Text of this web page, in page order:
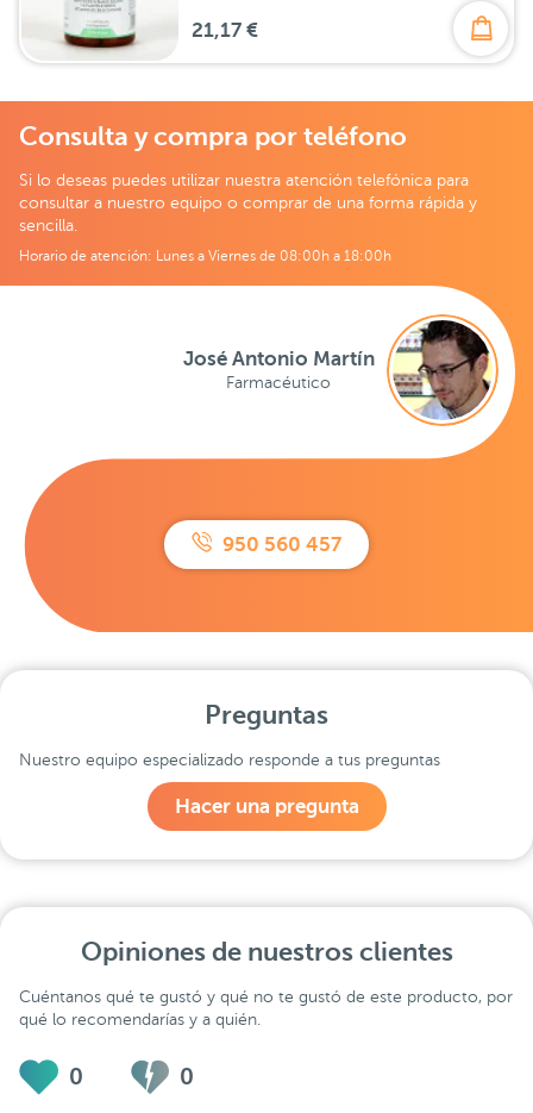
21,17 €
Consulta y compra por teléfono
Si lo deseas puedes utilizar nuestra atención telefónica para
consultar a nuestro equipo o comprar de una forma rápida y
sencilla.
Horario de atención: Lunes a Viernes de 08:00h a 18:00h
950 560 457
José Antonio Martín
Farmacéutico
Preguntas
Nuestro equipo especializado responde a tus preguntas
Hacer una pregunta
Opiniones de nuestros clientes
Cuéntanos qué te gustó y qué no te gustó de este producto, por
qué lo recomendarías y a quién.
0 0